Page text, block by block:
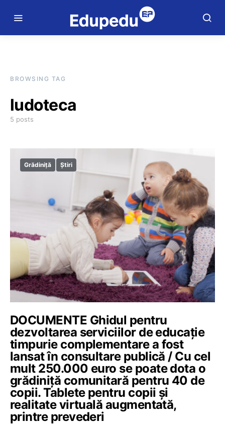
BROWSING TAG
ludoteca
5 posts
Grădiniță Știri
DOCUMENTE Ghidul pentru
dezvoltarea serviciilor de educație
timpurie complementare a fost
lansat în consultare publică / Cu cel
mult 250.000 euro se poate dota o
grădiniță comunitară pentru 40 de
copii. Tablete pentru copii și
realitate virtuală augmentată,
printre prevederi